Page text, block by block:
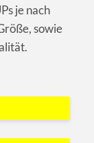
je nach
sowie